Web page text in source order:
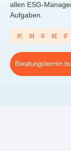
allen ESG-
Aufgaben.
#StrategyRevision
Beratungstermin